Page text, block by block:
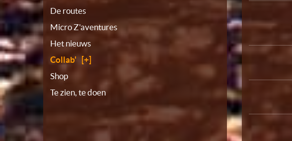
De routes
Micro Z'aventures
Het nieuws
Collab'
Shop
Te zien, te doen